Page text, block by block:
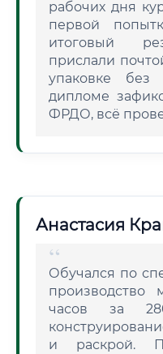
рабочих дня
первой
итоговый
прислали
упаковке без
дипломе
ФРДО, всё
Анастасия
Обучался по
часов за
и раскрой.